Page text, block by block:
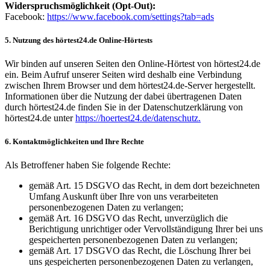
Widerspruchsmöglichkeit (Opt-Out):
Facebook: https://www.facebook.com/settings?tab=ads
5. Nutzung des hörtest24.de Online-Hörtests
Wir binden auf unseren Seiten den Online-Hörtest von hörtest24.de
ein. Beim Aufruf unserer Seiten wird deshalb eine Verbindung
zwischen Ihrem Browser und dem hörtest24.de-Server hergestellt.
Informationen über die Nutzung der dabei übertragenen Daten
durch hörtest24.de finden Sie in der Datenschutzerklärung von
hörtest24.de unterhttps://hoertest24.de/datenschutz.
6. Kontaktmöglichkeiten und Ihre Rechte
Als Betroffener haben Sie folgende Rechte:
gemäß Art. 15 DSGVO das Recht, in dem dort bezeichneten
Umfang Auskunft über Ihre von uns verarbeiteten
personenbezogenen Daten zu verlangen;
gemäß Art. 16 DSGVO das Recht, unverzüglich die
Berichtigung unrichtiger oder Vervollständigung Ihrer bei uns
gespeicherten personenbezogenen Daten zu verlangen;
gemäß Art. 17 DSGVO das Recht, die Löschung Ihrer bei
uns gespeicherten personenbezogenen Daten zu verlangen,